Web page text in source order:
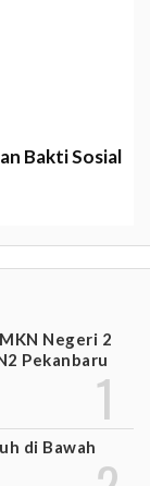
Bakti Sosial
Negeri 2
Pekanbaru
di Bawah